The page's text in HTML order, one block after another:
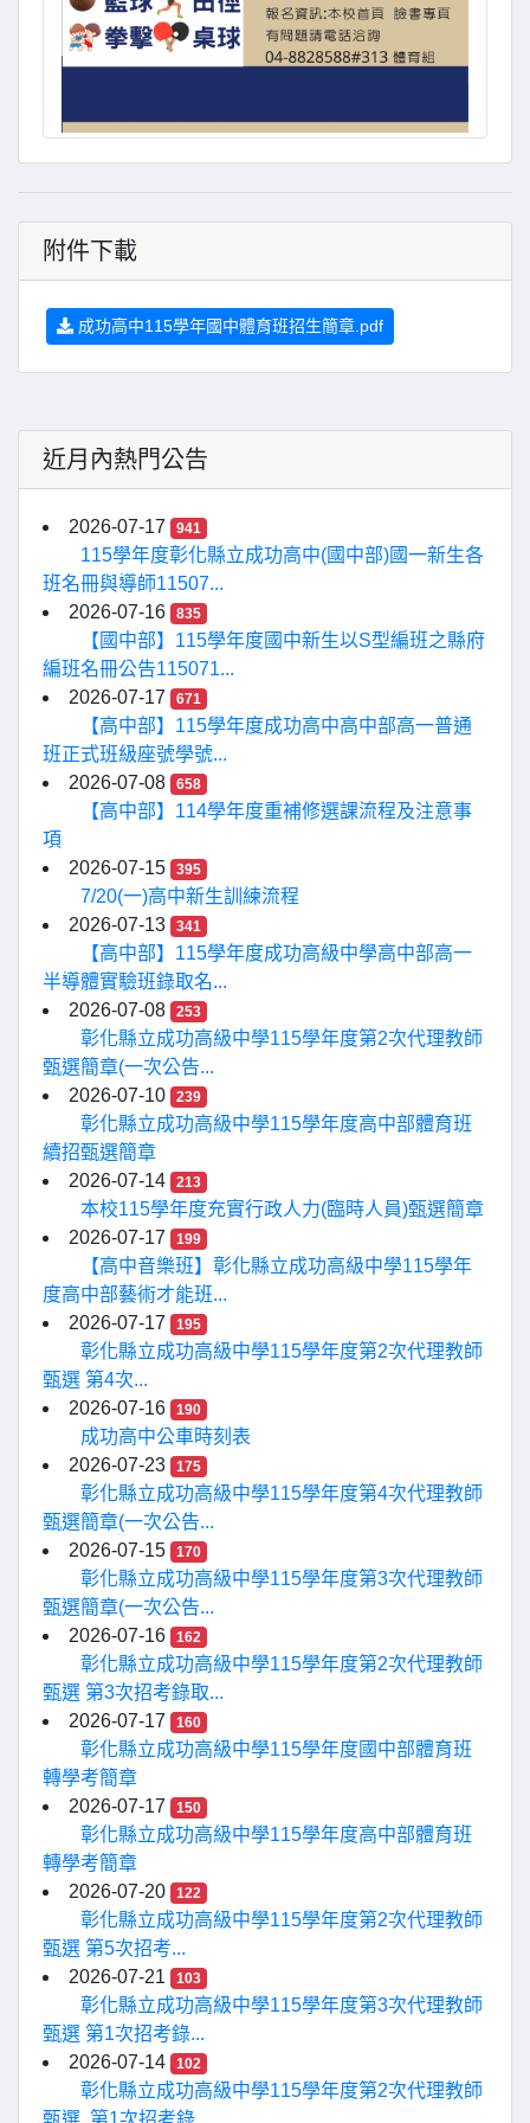
附件下載
成功高中115學年國中體育班招生簡章.pdf
近月內熱門公告
2026-07-17 941
115學年度彰化縣立成功高中(國中部)國一新生各
班名冊與導師11507...
2026-07-16
835
【國中部】115學年度國中新生以S型編班之縣府
編班名冊公告115071...
2026-07-17
671
【高中部】115學年度成功高中高中部高一普通
班正式班級座號學號...
2026-07-08
658
【高中部】114學年度重補修選課流程及注意事
項
2026-07-15
395
7/20(一)高中新生訓練流程
2026-07-13
341
【高中部】115學年度成功高級中學高中部高一
半導體實驗班錄取名...
2026-07-08
253
彰化縣立成功高級中學115學年度第2次代理教師
甄選簡章(一次公告...
2026-07-10
239
彰化縣立成功高級中學115學年度高中部體育班
續招甄選簡章
2026-07-14
213
本校115學年度充實行政人力(臨時人員)甄選簡章
2026-07-17
199
【高中音樂班】彰化縣立成功高級中學115學年
度高中部藝術才能班...
2026-07-17
195
彰化縣立成功高級中學115學年度第2次代理教師
甄選 第4次...
2026-07-16
190
成功高中公車時刻表
2026-07-23
175
彰化縣立成功高級中學115學年度第4次代理教師
甄選簡章(一次公告...
2026-07-15
170
彰化縣立成功高級中學115學年度第3次代理教師
甄選簡章(一次公告...
2026-07-16
162
彰化縣立成功高級中學115學年度第2次代理教師
甄選 第3次招考錄取...
2026-07-17
160
彰化縣立成功高級中學115學年度國中部體育班
轉學考簡章
2026-07-17
150
彰化縣立成功高級中學115學年度高中部體育班
轉學考簡章
2026-07-20
122
彰化縣立成功高級中學115學年度第2次代理教師
甄選 第5次招考...
2026-07-21
103
彰化縣立成功高級中學115學年度第3次代理教師
甄選 第1次招考錄...
2026-07-14
102
彰化縣立成功高級中學115學年度第2次代理教師
甄選 第1次招考錄...